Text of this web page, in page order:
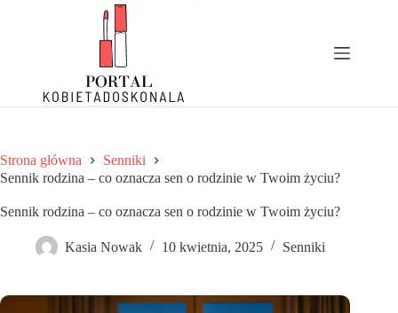
Strona główna
Senniki
Sennik rodzina – co oznacza sen o rodzinie w Twoim życiu?
Sennik rodzina – co oznacza sen o rodzinie w Twoim życiu?
Kasia Nowak 10 kwietnia, 2025 Senniki